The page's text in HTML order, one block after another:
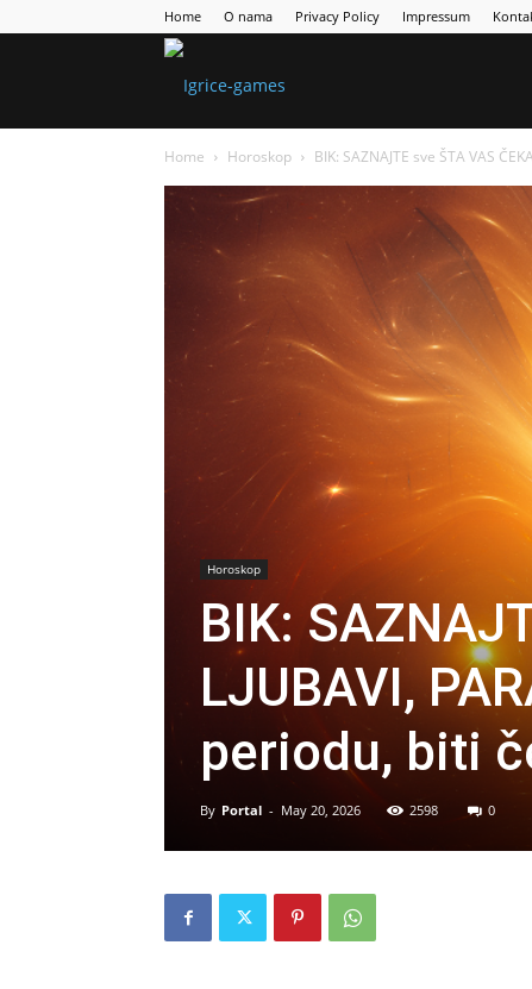
Home O nama Privacy Policy Impressum
Home Horoskop BIK: SAZNAJTE sve ŠTA VAS
Horoskop
BIK:
LJUBAVI,
periodu, biti
By Portal - May 20, 2026 2598 0